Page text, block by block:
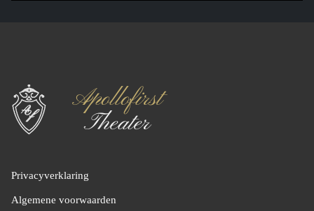
Privacyverklaring
Algemene voorwaarden